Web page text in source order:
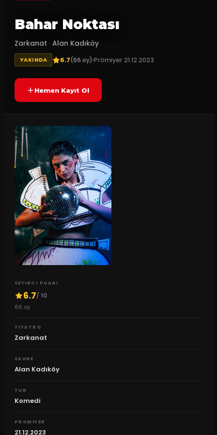
Bahar Noktası
Zarkanat · Alan Kadıköy
YAKINDA 6.7(66 oy)Prömiyer 21.12.2023
Hemen Kayıt Ol
SEYIRCI PUANI
6.7/ 10
66 oy
TIYATRO
Zarkanat
SAHNE
Alan Kadıköy
TUR
Komedi
PROMIYER
21.12.2023